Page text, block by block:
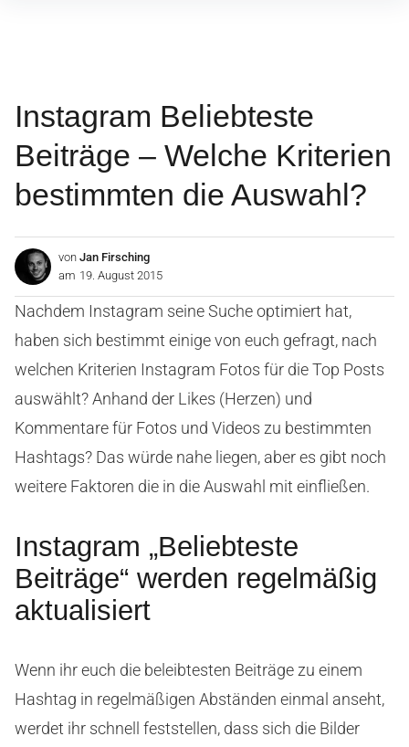
Instagram Beliebteste
Beiträge – Welche Kriterien
bestimmten die Auswahl?
von Jan Firsching
am 19. August 2015
Nachdem Instagram seine Suche optimiert hat,
haben sich bestimmt einige von euch gefragt, nach
welchen Kriterien Instagram Fotos für die Top Posts
auswählt? Anhand der Likes (Herzen) und
Kommentare für Fotos und Videos zu bestimmten
Hashtags? Das würde nahe liegen, aber es gibt noch
weitere Faktoren die in die Auswahl mit einfließen.
Instagram „Beliebteste
Beiträge“ werden regelmäßig
aktualisiert
Wenn ihr euch die beleibtesten Beiträge zu einem
Hashtag in regelmäßigen Abständen einmal anseht,
werdet ihr schnell feststellen, dass sich die Bilder